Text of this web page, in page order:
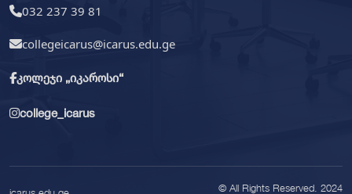
032 237 39 81
collegeicarus@icarus.edu.ge
კოლეჯი „იკაროსი“
college_icarus
© All Rights Reserved. 2024